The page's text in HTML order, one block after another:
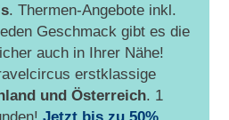
. Thermen-Angebote inkl.
Geschmack gibt es die
auch in Ihrer Nähe!
erstklassige
und Österreich. 1